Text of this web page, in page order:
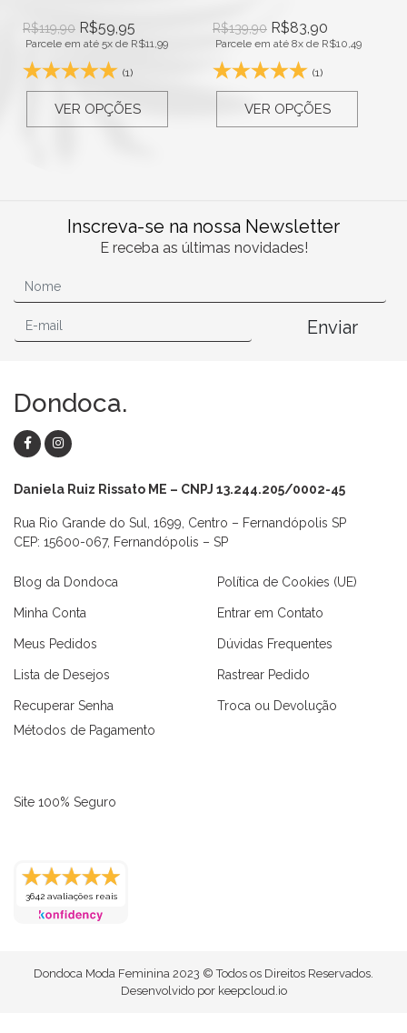
Macaquinhos
R$139,90 R$83,90
Parcele em até 8x de R$10,49
(1)
VER OPÇÕES
R$99,90 R$49,95
Parcele em até 4x de R$12,49
(2)
VER OPÇÕES
Inscreva-se na nossa Newsletter
E receba as últimas novidades!
Enviar
Dondoca.
Daniela Ruiz Rissato ME – CNPJ 13.244.205/0002-45
Rua Rio Grande do Sul, 1699, Centro – Fernandópolis SP
CEP: 15600-067, Fernandópolis – SP
Blog da Dondoca
Minha Conta
Meus Pedidos
Lista de Desejos
Recuperar Senha
Política de Cookies (UE)
Entrar em Contato
Dúvidas Frequentes
Rastrear Pedido
Troca ou Devolução
Métodos de Pagamento
Site 100% Seguro
3642 avaliações reais
Dondoca Moda Feminina 2023 © Todos os Direitos Reservados.
Desenvolvido por keepcloud.io